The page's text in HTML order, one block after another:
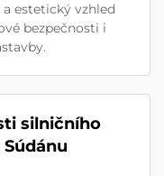
estetický vzhled
bezpečnosti i
silničního